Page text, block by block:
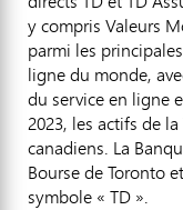
y compris Valeurs
parmi les
ligne du monde,
du service en ligne
2023, les actifs de
canadiens. La
Bourse deToronto
symbole « TD ».